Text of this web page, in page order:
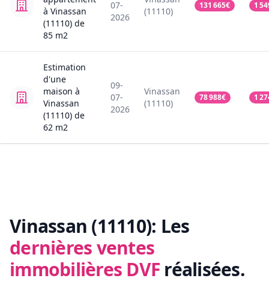
à Vinassan
(11110) de
85 m2
07-
2026
(11110)
131 665€ 1
Estimation
d'une
maison à
Vinassan
(11110) de
62 m2
09-
07-
2026
Vinassan
(11110)
78 988€ 1
Vinassan (11110): Les
dernières ventes
immobilières DVF réalisées.